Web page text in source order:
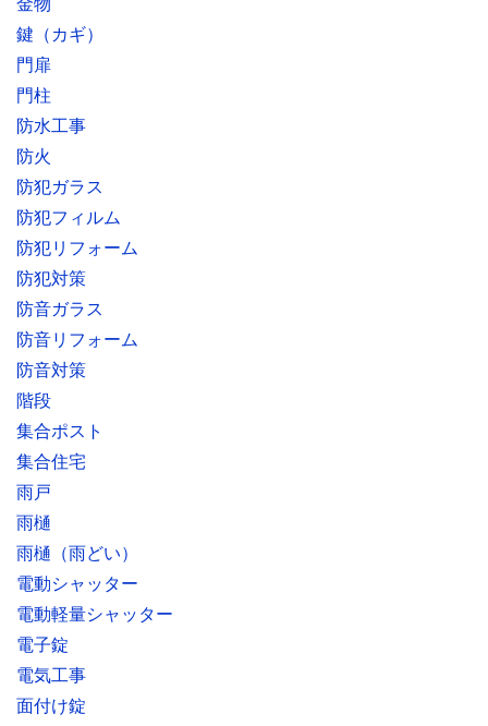
金物
鍵（カギ）
門扉
門柱
防水工事
防火
防犯ガラス
防犯フィルム
防犯リフォーム
防犯対策
防音ガラス
防音リフォーム
防音対策
階段
集合ポスト
集合住宅
雨戸
雨樋
雨樋（雨どい）
電動シャッター
電動軽量シャッター
電子錠
電気工事
面付け錠